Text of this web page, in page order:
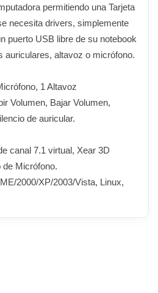
permitiendo una Tarjeta
necesita drivers, simplemente
puerto USB libre de su notebook
auriculares, altavoz o micrófono.
1 Altavoz
Volumen, Bajar Volumen,
de auricular.
canal 7.1 virtual, Xear 3D
de Micrófono.
2000/XP/2003/Vista, Linux,